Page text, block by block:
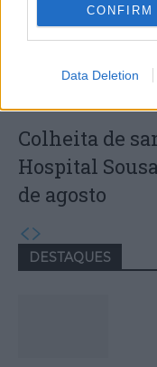
CONFIRM
Data Deletion
Colheita de
Hospital
de agosto
DESTAQUES